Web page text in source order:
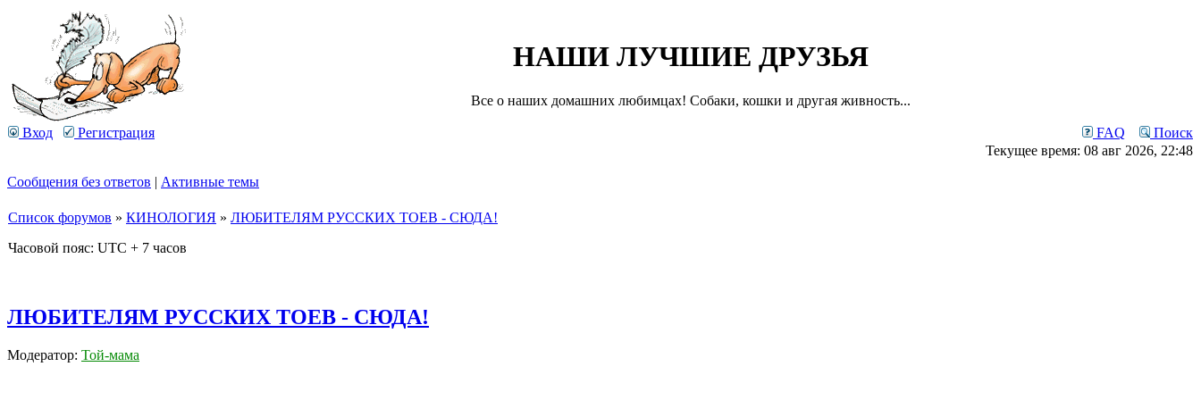
НАШИ ЛУЧШИЕ ДРУЗЬЯ
Все о наших домашних любимцах! Собаки, кошки и другая живность...
Вход Регистрация FAQ
Поиск
Текущее время: 08 авг 2026, 22:48
Сообщения без ответов | Активные темы
Список форумов » КИНОЛОГИЯ » ЛЮБИТЕЛЯМ РУССКИХ ТОЕВ - СЮДА!
Часовой пояс: UTC + 7 часов
ЛЮБИТЕЛЯМ РУССКИХ ТОЕВ - СЮДА!
Модератор: Той-мама